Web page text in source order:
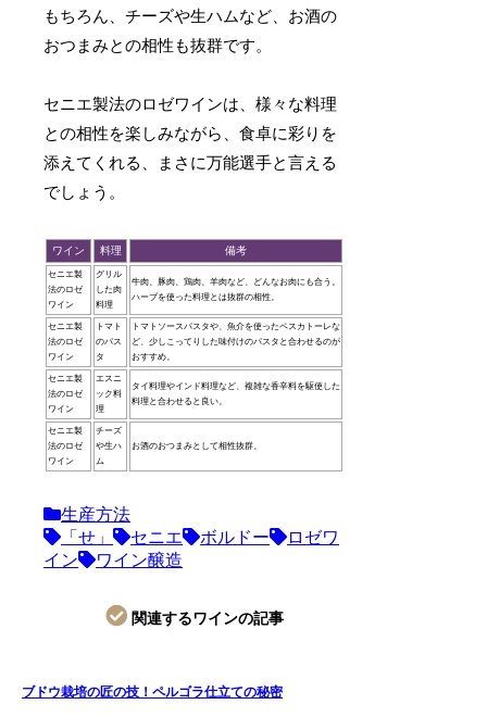
もちろん、チーズや生ハムなど、お酒の
おつまみとの相性も抜群です。
セニエ製法のロゼワインは、様々な料理
との相性を楽しみながら、食卓に彩りを
添えてくれる、まさに万能選手と言える
でしょう。
ワイン 料理 備考
セニエ製
法のロゼ
ワイン
グリル
した肉
料理
牛肉、豚肉、鶏肉、羊肉など、どんなお肉にも合う。
ハーブを使った料理とは抜群の相性。
セニエ製
法のロゼ
ワイン
トマト
のパス
タ
トマトソースパスタや、魚介を使ったペスカトーレな
ど、少しこってりした味付けのパスタと合わせるのが
おすすめ。
セニエ製
法のロゼ
ワイン
エスニ
ック料
理
タイ料理やインド料理など、複雑な香辛料を駆使した
料理と合わせると良い。
セニエ製
法のロゼ
ワイン
チーズ
や生ハ
ム
お酒のおつまみとして相性抜群。
生産方法
「せ」
セニエ ボルドー
ロゼワ
イン
ワイン醸造
関連するワインの記事
ブドウ栽培の匠の技！ペルゴラ仕立ての秘密